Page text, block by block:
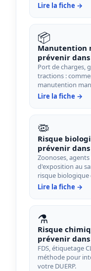
Lire la fiche →
📦
Manutention
prévenir dans
Port de charges,
tractions :
manutention
Lire la fiche →
🦠
Risque
prévenir dans
Zoonoses,
d'exposition au
risque
Lire la fiche →
⚗️
Risque
prévenir dans
FDS, étiquetage
méthode pour
votre DUERP.